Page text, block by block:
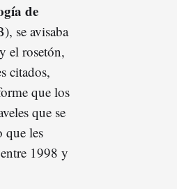
de
se avisaba
el rosetón,
citados,
que los
que se
que les
1998 y